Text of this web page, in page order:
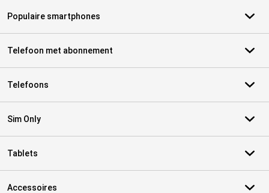
Populaire smartphones
Telefoon met abonnement
Telefoons
Sim Only
Tablets
Accessoires